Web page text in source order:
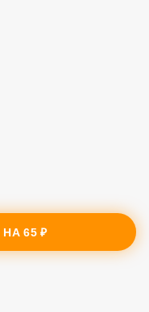
НА65 ₽